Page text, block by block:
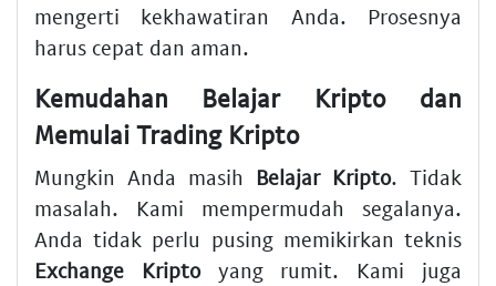
mengerti kekhawatiran Anda. Prosesnya
harus cepat dan aman.
Kemudahan Belajar Kriptodan
Memulai Trading Kripto
Mungkin Anda masih Belajar Kripto. Tidak
masalah. Kami mempermudah segalanya.
Anda tidak perlu pusing memikirkan teknis
Exchange Kriptoyang rumit. Kami juga